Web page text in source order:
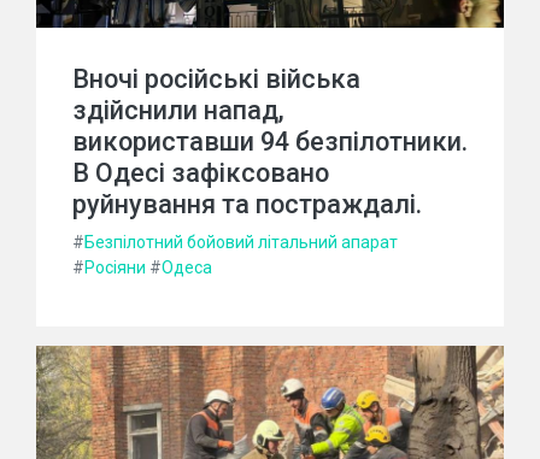
Вночі російські війська
здійснили напад,
використавши 94 безпілотники.
В Одесі зафіксовано
руйнування та постраждалі.
#Безпілотний бойовий літальний апарат
#Росіяни #Одеса